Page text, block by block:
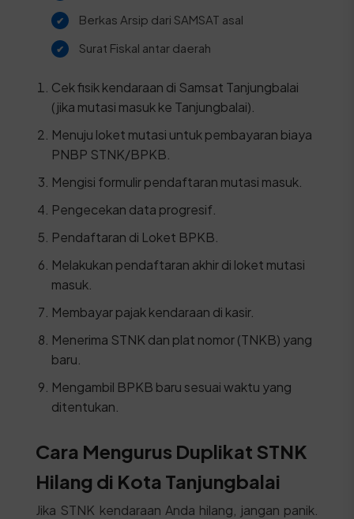
Berkas Arsip dari SAMSAT asal
Surat Fiskal antar daerah
Cek fisik kendaraan di Samsat Tanjungbalai
(jika mutasi masuk ke Tanjungbalai).
Menuju loket mutasi untuk pembayaran biaya
PNBP STNK/BPKB.
Mengisi formulir pendaftaran mutasi masuk.
Pengecekan data progresif.
Pendaftaran di Loket BPKB.
Melakukan pendaftaran akhir di loket mutasi
masuk.
Membayar pajak kendaraan di kasir.
Menerima STNK dan plat nomor (TNKB) yang
baru.
Mengambil BPKB baru sesuai waktu yang
ditentukan.
Cara Mengurus Duplikat STNK
Hilang di Kota Tanjungbalai
Jika STNK kendaraan Anda hilang, jangan panik.